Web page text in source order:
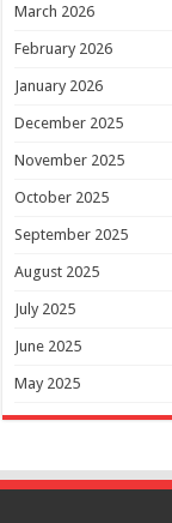
March 2026
February 2026
January 2026
December 2025
November 2025
October 2025
September 2025
August 2025
July 2025
June 2025
May 2025